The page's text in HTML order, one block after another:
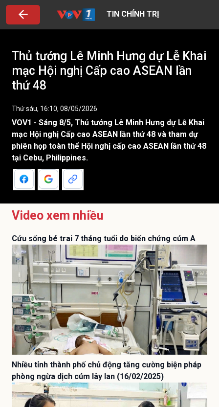
TIN CHÍNH TRỊ
Thủ tướng Lê Minh Hưng dự Lễ Khai
mạc Hội nghị Cấp cao ASEAN lần
thứ 48
Thứ sáu, 16:10, 08/05/2026
VOV1 - Sáng 8/5, Thủ tướng Lê Minh Hưng dự Lễ Khai
mạc Hội nghị Cấp cao ASEAN lần thứ 48 và tham dự
phiên họp toàn thể Hội nghị cấp cao ASEAN lần thứ 48
tại Cebu, Philippines.
Video xem nhiều
Cứu sống bé trai 7 tháng tuổi do biến chứng cúm A
Nhiều tỉnh thành phố chủ động tăng cường biện pháp
phòng ngừa dịch cúm lây lan (16/02/2025)